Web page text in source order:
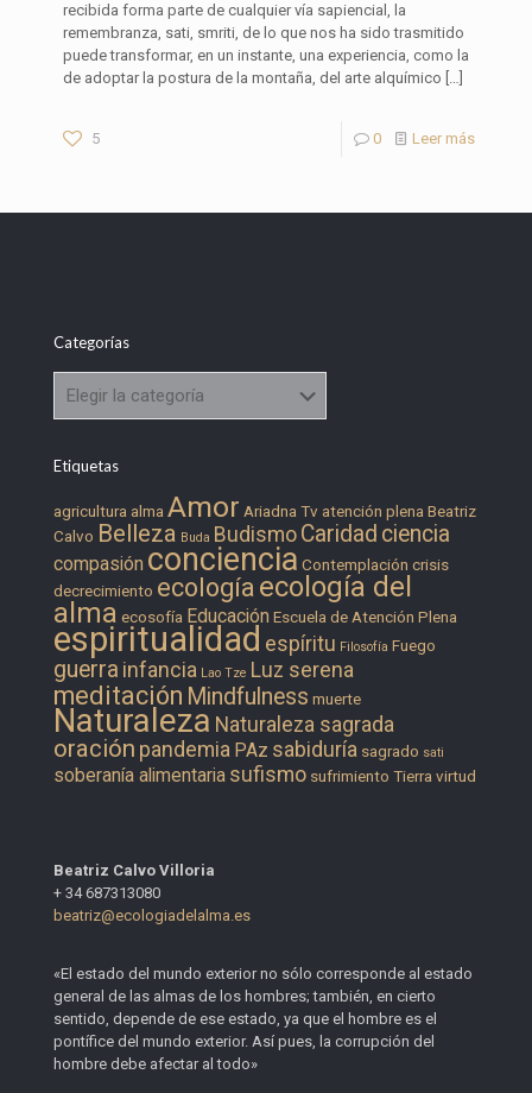
recibida forma parte de cualquier vía sapiencial, la
remembranza, sati, smriti, de lo que nos ha sido trasmitido
puede transformar, en un instante, una experiencia, como la
de adoptar la postura de la montaña, del arte alquímico […]
5 0 Leer más
Categorías
Etiquetas
agricultura alma Amor Ariadna Tv atención plena Beatriz
Calvo Belleza Buda Budismo Caridad ciencia
compasión conciencia Contemplación crisis
decrecimiento ecología ecología del
alma ecosofía Educación Escuela de Atención Plena
espiritualidad espíritu Filosofía Fuego
guerra infancia Lao Tze Luz serena
meditación Mindfulness muerte
Naturaleza Naturaleza sagrada
oración pandemia PAz sabiduría sagrado sati
soberanía alimentaria sufismo sufrimiento Tierra virtud
Beatriz Calvo Villoria
+ 34 687313080
beatriz@ecologiadelalma.es
«El estado del mundo exterior no sólo corresponde al estado
general de las almas de los hombres; también, en cierto
sentido, depende de ese estado, ya que el hombre es el
pontífice del mundo exterior. Así pues, la corrupción del
hombre debe afectar al todo»